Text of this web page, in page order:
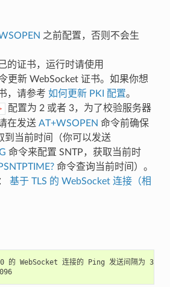
之前配置，否则不会生
的证书，运行时请使用
更新 WebSocket 证书。如果你想
，请参考 如何更新 PKI 配置。
配置为 2 或者 3，为了校验服务器
在发送 AT+WSOPEN 命令前确保
到当前时间（你可以发送
命令来配置 SNTP，获取当前时
命令查询当前时间）。
基于 TLS 的 WebSocket 连接（相
WebSocket 连接的 Ping 发送间隔为 30 秒
AT+WSCFG=0,30,60,4096